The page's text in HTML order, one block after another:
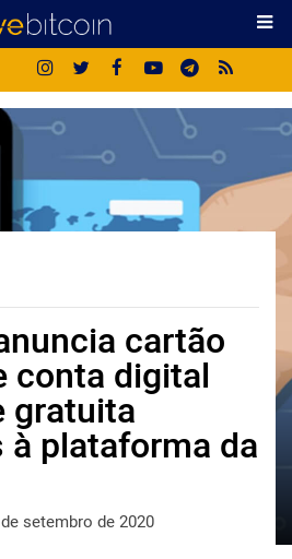
cartão
conta digital
gratuita
plataforma da
setembro de 2020